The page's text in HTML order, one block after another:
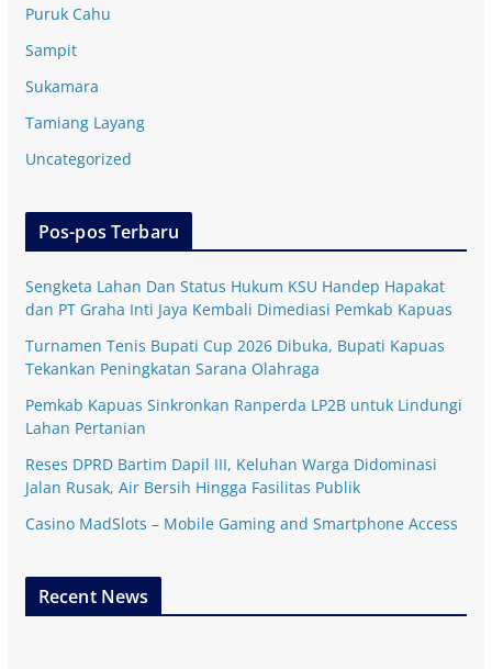
Puruk Cahu
Sampit
Sukamara
Tamiang Layang
Uncategorized
Pos-pos Terbaru
Sengketa Lahan Dan Status Hukum KSU Handep Hapakat
dan PT Graha Inti Jaya Kembali Dimediasi Pemkab Kapuas
Turnamen Tenis Bupati Cup 2026 Dibuka, Bupati Kapuas
Tekankan Peningkatan Sarana Olahraga
Pemkab Kapuas Sinkronkan Ranperda LP2B untuk Lindungi
Lahan Pertanian
Reses DPRD Bartim Dapil III, Keluhan Warga Didominasi
Jalan Rusak, Air Bersih Hingga Fasilitas Publik
Casino MadSlots – Mobile Gaming and Smartphone Access
Recent News